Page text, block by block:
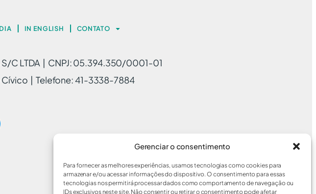
Gerenciar o consentimento
Para fornecer as melhores experiências, usamos tecnologias como cookies para
armazenar e/ou acessar informações do dispositivo. O consentimento para essas
tecnologias nos permitirá processar dados como comportamento de navegação ou
IDs exclusivos neste site. Não consentir ou retirar o consentimento pode afetar
IN ENGLISH CONTATO
S/C LTDA | CNPJ: 05.394.350/0001-01
Cívico | Telefone: 41-3338-7884